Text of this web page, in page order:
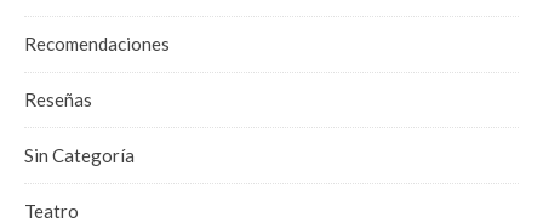
Recomendaciones
Reseñas
Sin Categoría
Teatro